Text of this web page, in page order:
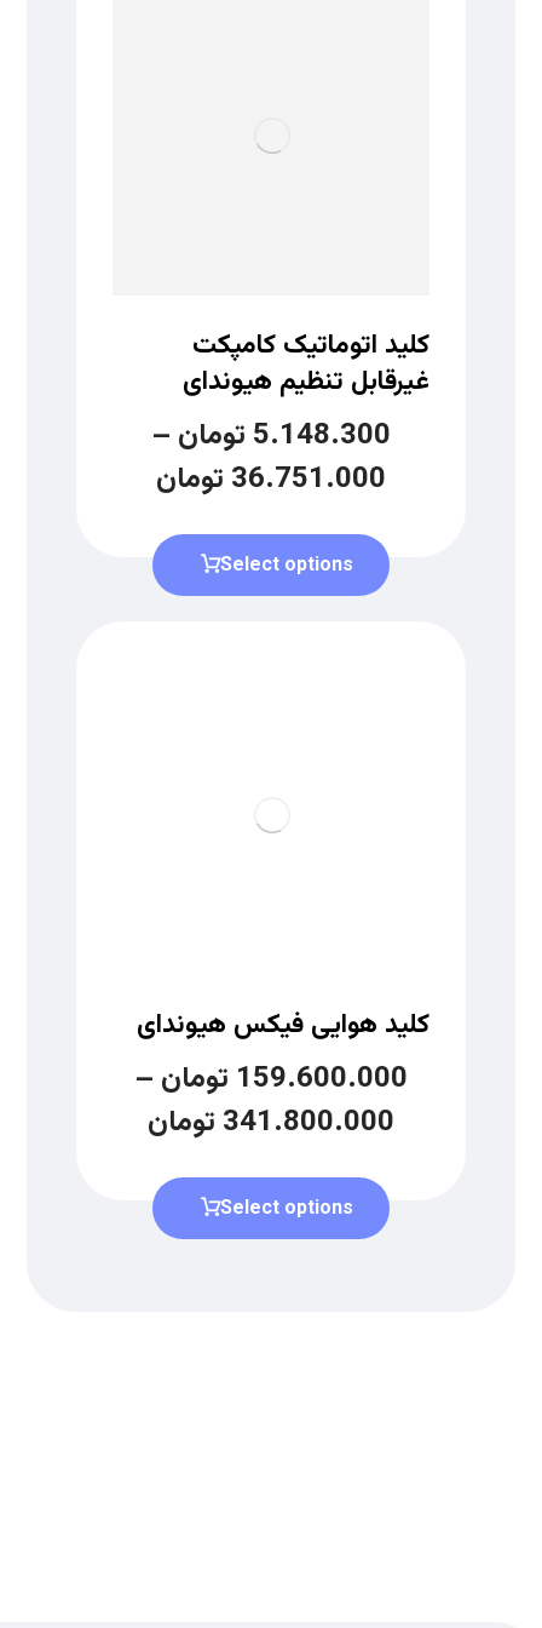
کلید اتوماتیک کامپکت
غیرقابل تنظیم هیوندای
5.148.300 تومان –
36.751.000 تومان
Select options
کلید هوایی فیکس هیوندای
159.600.000 تومان –
341.800.000 تومان
Select options